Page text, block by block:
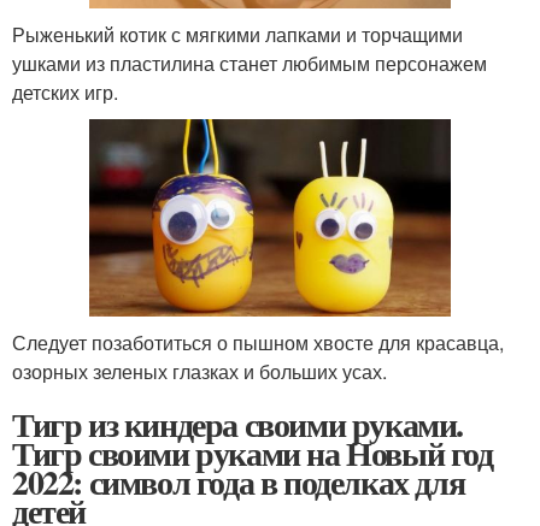
Рыженький котик с мягкими лапками и торчащими
ушками из пластилина станет любимым персонажем
детских игр.
Следует позаботиться о пышном хвосте для красавца,
озорных зеленых глазках и больших усах.
Тигр из киндера своими руками.
Тигр своими руками на Новый год
2022: символ года в поделках для
детей